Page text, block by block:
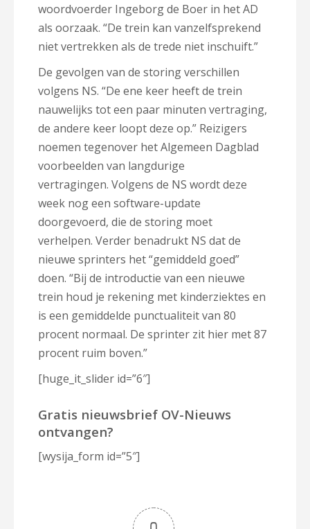
woordvoerder Ingeborg de Boer in het AD
als oorzaak. “De trein kan vanzelfsprekend
niet vertrekken als de trede niet inschuift.”
De gevolgen van de storing verschillen
volgens NS. “De ene keer heeft de trein
nauwelijks tot een paar minuten vertraging,
de andere keer loopt deze op.” Reizigers
noemen tegenover het Algemeen Dagblad
voorbeelden van langdurige
vertragingen. Volgens de NS wordt deze
week nog een software-update
doorgevoerd, die de storing moet
verhelpen. Verder benadrukt NS dat de
nieuwe sprinters het “gemiddeld goed”
doen. “Bij de introductie van een nieuwe
trein houd je rekening met kinderziektes en
is een gemiddelde punctualiteit van 80
procent normaal. De sprinter zit hier met 87
procent ruim boven.”
[huge_it_slider id=”6″]
Gratis nieuwsbrief OV-Nieuws
ontvangen?
[wysija_form id=”5″]